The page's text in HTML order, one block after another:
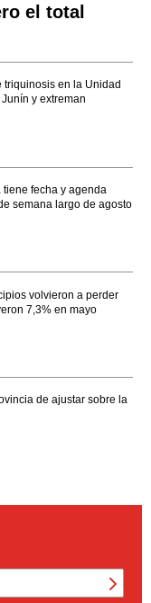
el total
triquinosis en la Unidad
y extreman
tiene fecha y agenda
semana largo de agosto
volvieron a perder
7,3% en mayo
de ajustar sobre la